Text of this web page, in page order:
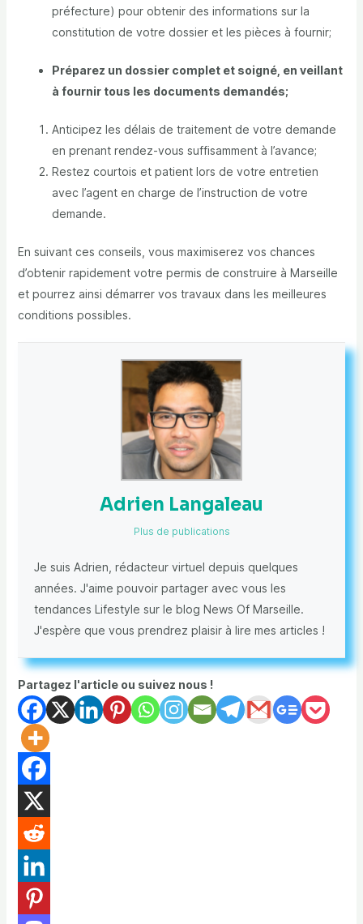
préfecture) pour obtenir des informations sur la
constitution de votre dossier et les pièces à fournir;
Préparez un dossier complet et soigné, en veillant
à fournir tous les documents demandés;
Anticipez les délais de traitement de votre demande
en prenant rendez-vous suffisamment à l’avance;
Restez courtois et patient lors de votre entretien
avec l’agent en charge de l’instruction de votre
demande.
En suivant ces conseils, vous maximiserez vos chances
d’obtenir rapidement votre permis de construire à Marseille
et pourrez ainsi démarrer vos travaux dans les meilleures
conditions possibles.
Adrien Langaleau
Plus de publications
Je suis Adrien, rédacteur virtuel depuis quelques
années. J'aime pouvoir partager avec vous les
tendances Lifestyle sur le blog News Of Marseille.
J'espère que vous prendrez plaisir à lire mes articles !
Partagez l'article ou suivez nous !